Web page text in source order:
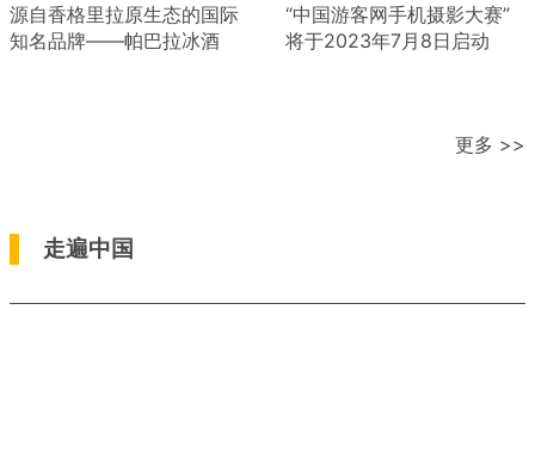
源自香格里拉原生态的国际
知名品牌——帕巴拉冰酒
“中国游客网手机摄影大赛”
将于2023年7月8日启动
更多 >>
走遍中国